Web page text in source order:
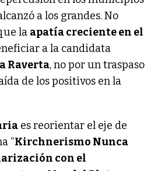
a los grandes. No
la apatía creciente en el
a la candidata
Raverta, no por un traspaso
de los positivos en la
es reorientar el eje de
“Kirchnerismo Nunca
con el